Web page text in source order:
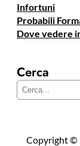
Infortuni
Probabili
Dove vedere
Cerca
Copyright ©